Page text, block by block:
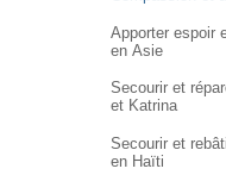
Apporter espoir
en Asie
Secourir et
et Katrina
Secourir et
en Haïti